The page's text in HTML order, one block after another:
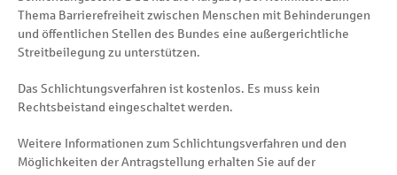
Thema Barrierefreiheit zwischen Menschen mit Behinderungen
und öffentlichen Stellen des Bundes eine außergerichtliche
Streitbeilegung zu unterstützen.
Das Schlichtungsverfahren ist kostenlos. Es muss kein
Rechtsbeistand eingeschaltet werden.
Weitere Informationen zum Schlichtungsverfahren und den
Möglichkeiten der Antragstellung erhalten Sie auf der